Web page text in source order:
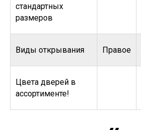
стандартных
размеров
Виды открывания Правое
Цвета дверей в
ассортименте!